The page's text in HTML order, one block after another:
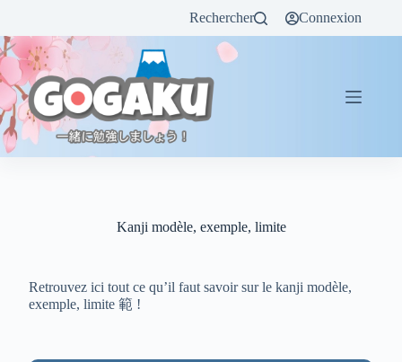
Rechercher Connexion
Kanji modèle, exemple, limite
Retrouvez ici tout ce qu’il faut savoir sur le kanji modèle,
exemple, limite 範 !